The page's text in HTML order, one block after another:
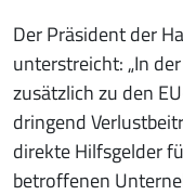
Der Präsident der
unterstreicht: „In
zusätzlich zu den
dringend
direkte Hilfsgelder
betroffenen